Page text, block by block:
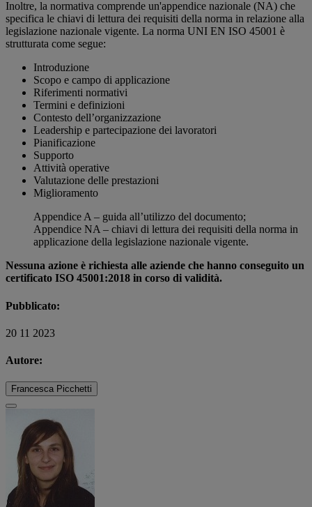
Inoltre, la normativa comprende un'appendice nazionale (NA) che
specifica le chiavi di lettura dei requisiti della norma in relazione alla
legislazione nazionale vigente. La norma UNI EN ISO 45001 è
strutturata come segue:
Introduzione
Scopo e campo di applicazione
Riferimenti normativi
Termini e definizioni
Contesto dell’organizzazione
Leadership e partecipazione dei lavoratori
Pianificazione
Supporto
Attività operative
Valutazione delle prestazioni
Miglioramento
Appendice A – guida all’utilizzo del documento;
Appendice NA – chiavi di lettura dei requisiti della norma in
applicazione della legislazione nazionale vigente.
Nessuna azione è richiesta alle aziende che hanno conseguito un
certificato ISO 45001:2018 in corso di validità.
Pubblicato:
20 11 2023
Autore:
Francesca Picchetti